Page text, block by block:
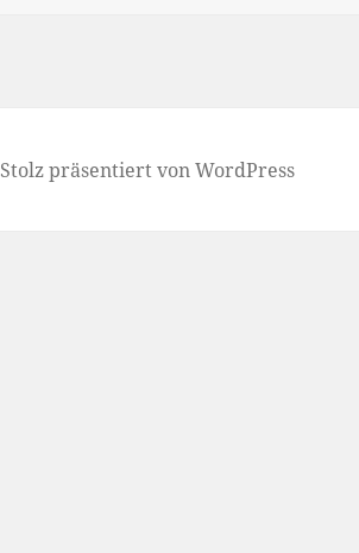
Stolz präsentiert von WordPress